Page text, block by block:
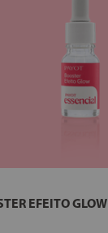
EFEITO GLOW